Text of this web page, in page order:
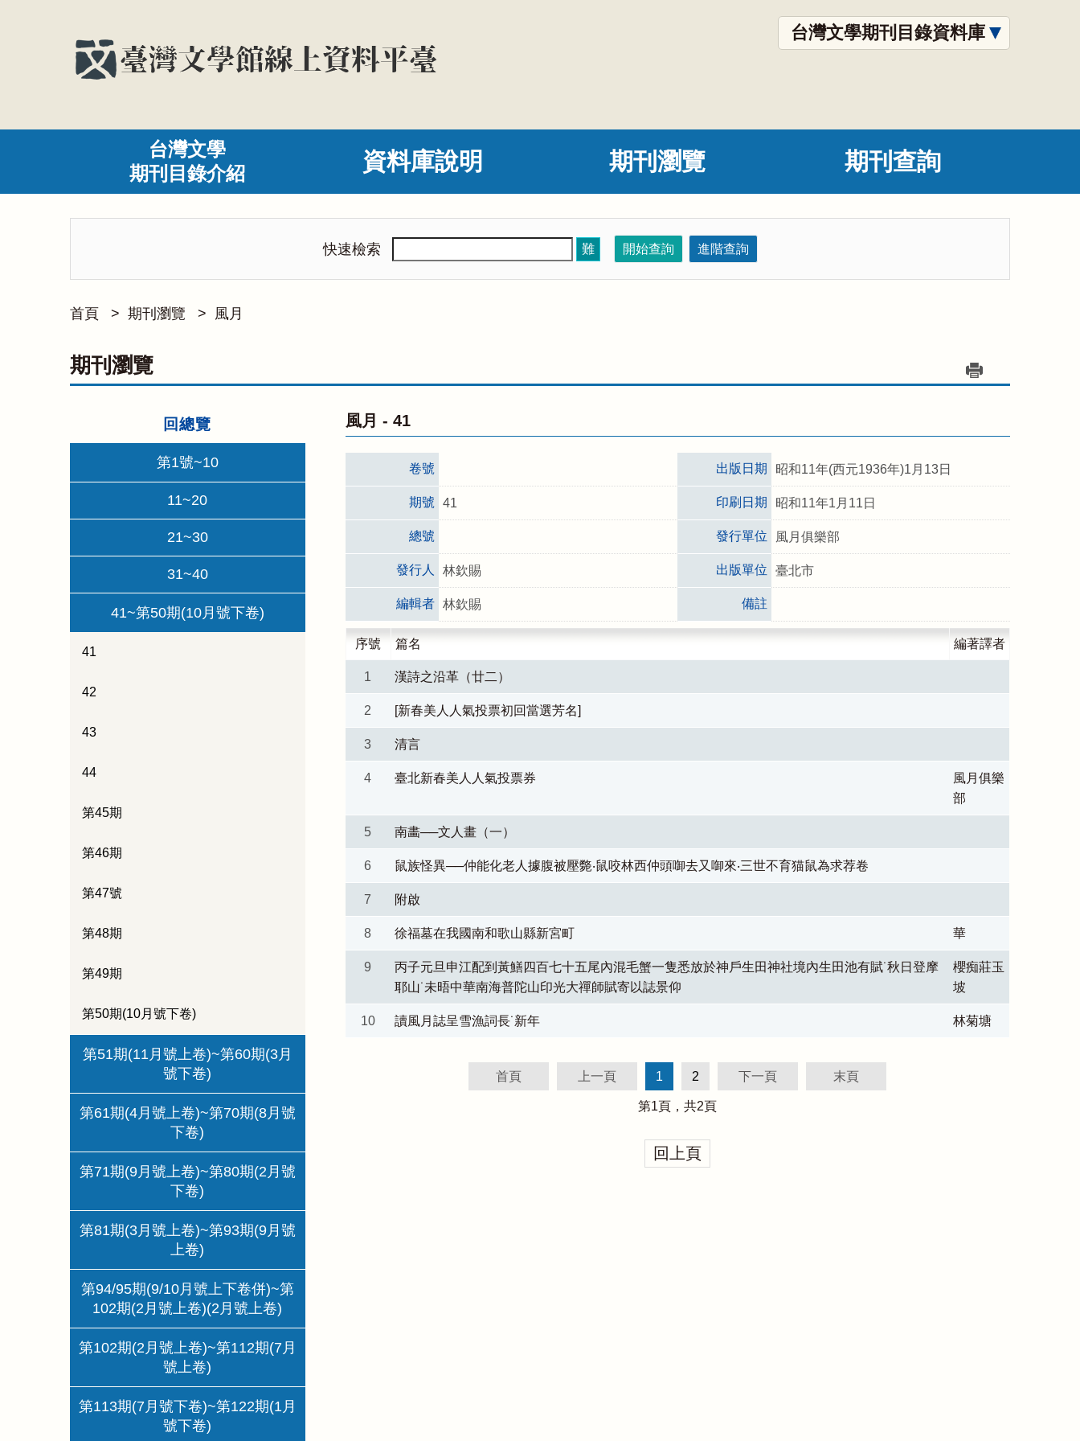
台灣文學期刊目錄資料庫
台灣文學
期刊目錄介紹
資料庫說明 期刊瀏覽 期刊查詢
快速檢索 難 開始查詢 進階查詢
首頁 > 期刊瀏覽 > 風月
期刊瀏覽
回總覽
第1號~10
11~20
21~30
31~40
41~第50期(10月號下卷)
41
42
43
44
第45期
第46期
第47號
第48期
第49期
第50期(10月號下卷)
第51期(11月號上卷)~第60期(3月
號下卷)
第61期(4月號上卷)~第70期(8月號
下卷)
第71期(9月號上卷)~第80期(2月號
下卷)
第81期(3月號上卷)~第93期(9月號
上卷)
第94/95期(9/10月號上下卷併)~第
102期(2月號上卷)(2月號上卷)
第102期(2月號上卷)~第112期(7月
號上卷)
第113期(7月號下卷)~第122期(1月
號下卷)
風月 - 41
卷號 出版日期 昭和11年(西元1936年)1月13日
期號 41 印刷日期 昭和11年1月11日
總號 發行單位 風月俱樂部
發行人 林欽賜 出版單位 臺北市
編輯者 林欽賜 備註
序號 篇名 編著譯者
1 漢詩之沿革（廿二）
2 [新春美人人氣投票初回當選芳名]
3 清言
4 臺北新春美人人氣投票券
風月俱樂
部
5 南畵──文人畫（一）
6 鼠族怪異──仲能化老人據腹被壓斃‧鼠咬林西仲頭啣去又啣來‧三世不育猫鼠為求荐卷
7 附啟
8 徐福墓在我國南和歌山縣新宮町 華
9
丙子元旦申江配到黃鱔四百七十五尾內混毛蟹一隻悉放於神戶生田神社境內生田池有賦˙秋日登摩
耶山˙未晤中華南海普陀山印光大禪師賦寄以誌景仰
櫻痴莊玉
坡
10 讀風月誌呈雪漁詞長˙新年 林菊塘
首頁 上一頁 1 2 下一頁 末頁
第1頁，共2頁
回上頁